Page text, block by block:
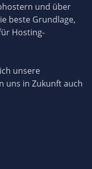
und über
beste Grundlage,
Hosting-
unsere
uns in Zukunft auch